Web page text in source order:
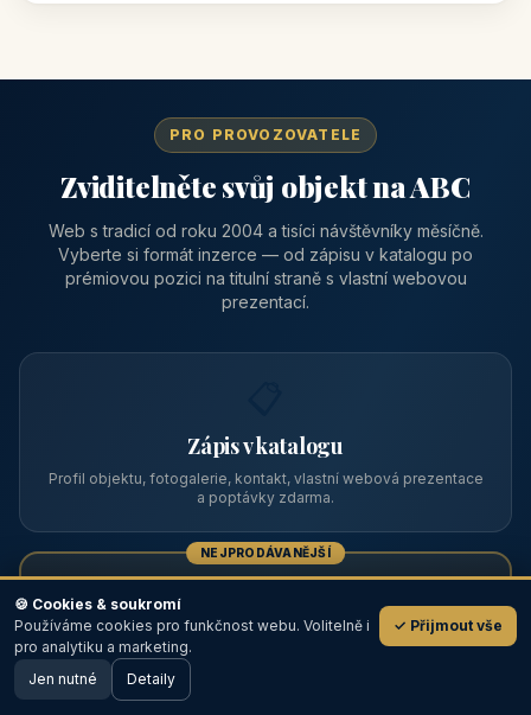
PRO PROVOZOVATELE
Zviditelněte svůj objekt na ABC
Web s tradicí od roku 2004 a tisíci návštěvníky měsíčně.
Vyberte si formát inzerce — od zápisu v katalogu po
prémiovou pozici na titulní straně s vlastní webovou
prezentací.
Zápis v katalogu
Profil objektu, fotogalerie, kontakt, vlastní webová prezentace
a poptávky zdarma.
NEJPRODÁVANĚJŠÍ
Prémiový partner
TOP pozice na titulce, přednost ve výpisech, zlatý odznak a
💬
🖥️ Desktop verze
🍪 Cookies & soukromí
Používáme cookies pro funkčnost webu. Volitelně i
pro analytiku a marketing.
✓ Přijmout vše
Jen nutné Detaily